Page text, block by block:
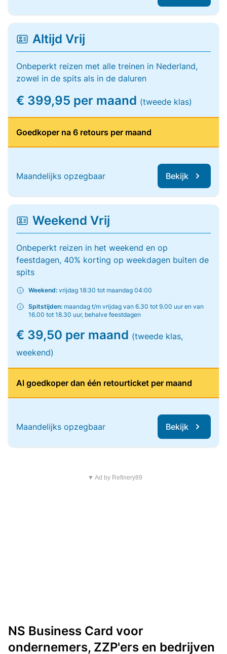
Altijd Vrij
Onbeperkt reizen met alle treinen in Nederland,
zowel in de spits als in de daluren
€ 399,95 per maand (tweede klas)
Goedkoper na 6 retours per maand
Maandelijks opzegbaar Bekijk
Weekend Vrij
Onbeperkt reizen in het weekend en op
feestdagen, 40% korting op weekdagen buiten de
spits
Weekend: vrijdag 18:30 tot maandag 04:00
Spitstijden: maandag t/m vrijdag van 6.30 tot 9.00 uur en van
16.00 tot 18.30 uur, behalve feestdagen
€ 39,50 per maand (tweede klas,
weekend)
Al goedkoper dan één retourticket per maand
Maandelijks opzegbaar Bekijk
▼ Ad by Refinery89
NS Business Card voor
ondernemers, ZZP'ers en bedrijven